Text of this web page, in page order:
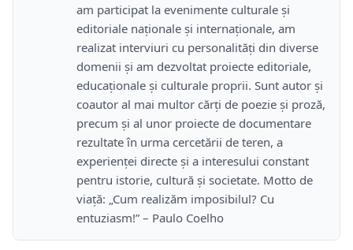
am participat la evenimente culturale și
editoriale naționale și internaționale, am
realizat interviuri cu personalități din diverse
domenii și am dezvoltat proiecte editoriale,
educaționale și culturale proprii. Sunt autor și
coautor al mai multor cărți de poezie și proză,
precum și al unor proiecte de documentare
rezultate în urma cercetării de teren, a
experienței directe și a interesului constant
pentru istorie, cultură și societate. Motto de
viață: „Cum realizăm imposibilul? Cu
entuziasm!” – Paulo Coelho